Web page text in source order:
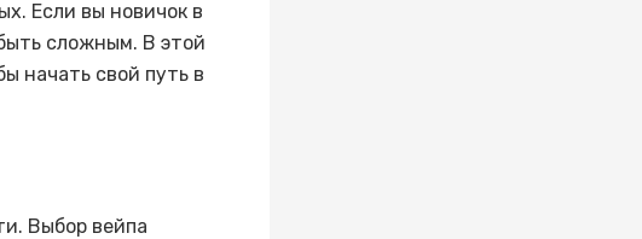
Если вы новичок в
сложным. В этой
начать свой путь в
Выбор вейпа